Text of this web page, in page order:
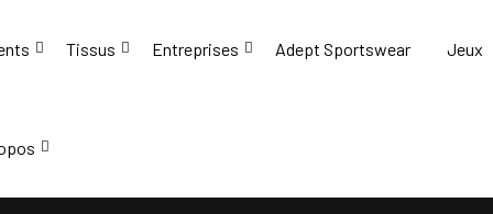
Tissus Entreprises Adept Sportswear Jeux